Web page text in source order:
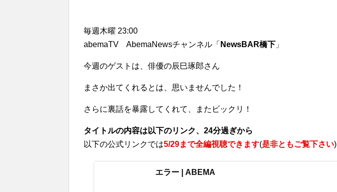
毎週木曜 23:00
abemaTV AbemaNewsチャンネル「 NewsBAR橋下 」
今週のゲストは、俳優の辰巳琢郎さん
まさか出てくれるとは、思いませんでした！
さらに裏話を暴露してくれて、またビックリ！
タイトルの内容は以下のリンク、24分過ぎから
以下の公式リンクでは5/29まで全編視聴できます(是非ともご覧下さい)
エラー | ABEMA